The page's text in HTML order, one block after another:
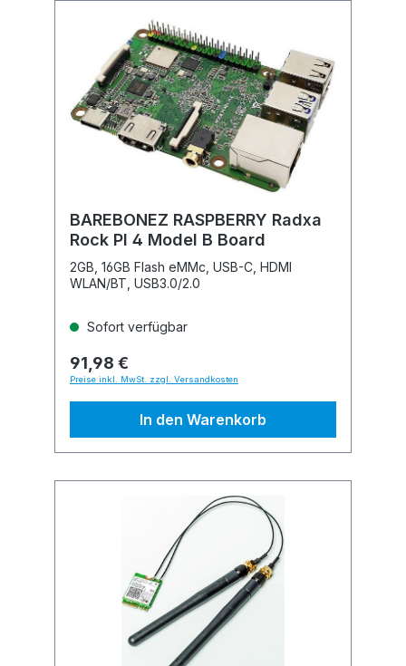
BAREBONEZ RASPBERRY Radxa
Rock PI 4 Model B Board
2GB, 16GB Flash eMMc, USB-C, HDMI
WLAN/BT, USB3.0/2.0
Sofort verfügbar
91,98 €
Preise inkl. MwSt. zzgl. Versandkosten
In den Warenkorb